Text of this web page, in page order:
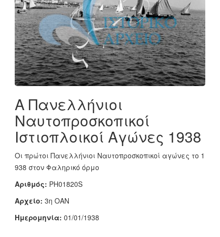
Α Πανελλήνιοι
Ναυτοπροσκοπικοί
Ιστιοπλοικοί Αγώνες 1938
Οι πρώτοι Πανελλήνιοι Ναυτοπροσκοπικοί αγώνες το 1
938 στον Φαληρικό όρμο
Αριθμός: PH01820S
Αρχείο: 3η ΟΑΝ
Ημερομηνία: 01/01/1938